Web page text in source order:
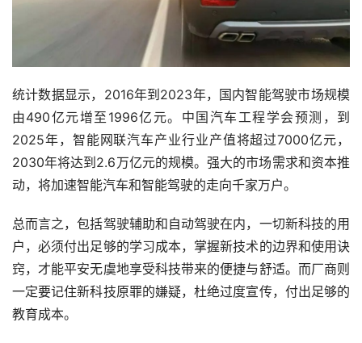
统计数据显示，2016年到2023年，国内智能驾驶市场规模
由490亿元增至1996亿元。中国汽车工程学会预测，到
2025年，智能网联汽车产业行业产值将超过7000亿元，
2030年将达到2.6万亿元的规模。强大的市场需求和资本推
动，将加速智能汽车和智能驾驶的走向千家万户。
总而言之，包括驾驶辅助和自动驾驶在内，一切新科技的用
户，必须付出足够的学习成本，掌握新技术的边界和使用诀
窍，才能平安无虞地享受科技带来的便捷与舒适。而厂商则
一定要记住新科技原罪的嫌疑，杜绝过度宣传，付出足够的
教育成本。